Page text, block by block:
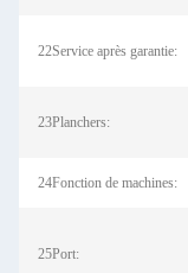
22Service après garantie:
23Planchers:
24Fonction de machines:
25Port: